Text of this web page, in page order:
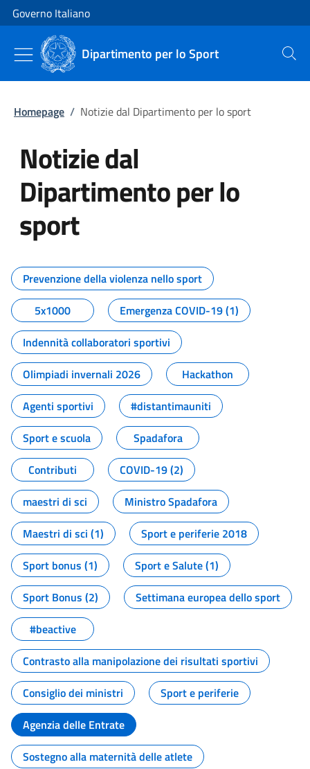
Vai al contenuto
Vai alla navigazione del sito
Governo Italiano
Dipartimento per lo Sport Cerca
Homepage / Notizie dal Dipartimento per lo sport
Notizie dal
Dipartimento per lo
sport
Tutti i contenuti della pagina
Prevenzione della violenza nello sport
5x1000
Emergenza COVID-19 (1)
Indennità collaboratori sportivi
Olimpiadi invernali 2026
Hackathon
Agenti sportivi
#distantimauniti
Sport e scuola
Spadafora
Contributi
COVID-19 (2)
maestri di sci
Ministro Spadafora
Maestri di sci (1)
Sport e periferie 2018
Sport bonus (1)
Sport e Salute (1)
Sport Bonus (2)
Settimana europea dello sport
#beactive
Contrasto alla manipolazione dei risultati sportivi
Consiglio dei ministri
Sport e periferie
Agenzia delle Entrate
Sostegno alla maternità delle atlete